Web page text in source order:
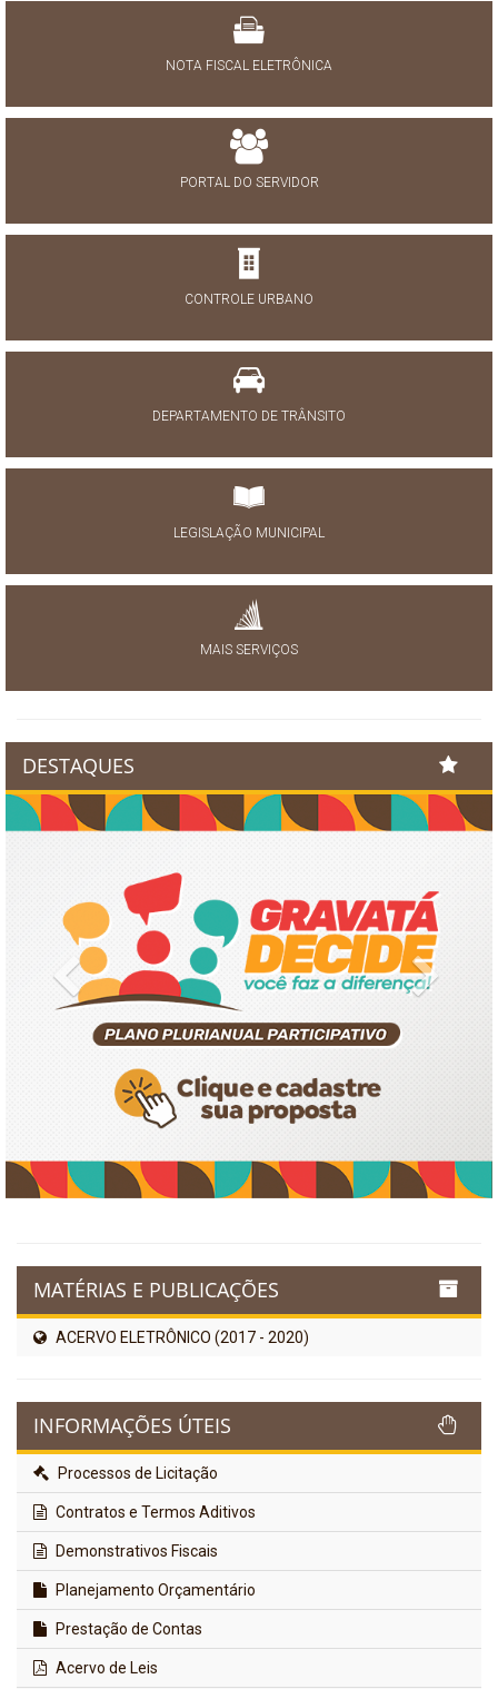
NOTA FISCAL ELETRÔNICA
PORTAL DO SERVIDOR
CONTROLE URBANO
DEPARTAMENTO DE TRÂNSITO
LEGISLAÇÃO MUNICIPAL
MAIS SERVIÇOS
DESTAQUES
Previous
MATÉRIAS E PUBLICAÇÕES
ACERVO ELETRÔNICO (2017 - 2020)
INFORMAÇÕES ÚTEIS
Processos de Licitação
Contratos e Termos Aditivos
Demonstrativos Fiscais
Planejamento Orçamentário
Prestação de Contas
Acervo de Leis